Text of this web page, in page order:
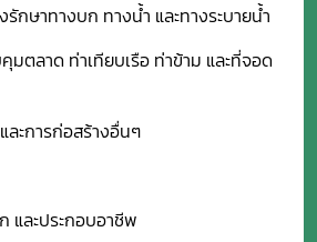
รักษาทางบก ทางน้ำ และทางระบายน้ำ
มตลาด ท่าเทียบเรือ ท่าข้าม และที่จอด
ะการก่อสร้างอื่นๆ
และประกอบอาชีพ